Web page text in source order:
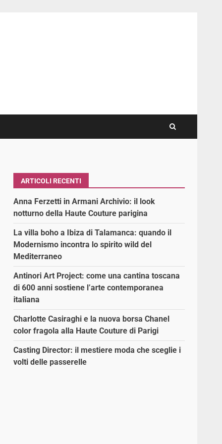
ARTICOLI RECENTI
Anna Ferzetti in Armani Archivio: il look
notturno della Haute Couture parigina
La villa boho a Ibiza di Talamanca: quando il
Modernismo incontra lo spirito wild del
Mediterraneo
Antinori Art Project: come una cantina toscana
di 600 anni sostiene l’arte contemporanea
italiana
Charlotte Casiraghi e la nuova borsa Chanel
color fragola alla Haute Couture di Parigi
Casting Director: il mestiere moda che sceglie i
volti delle passerelle